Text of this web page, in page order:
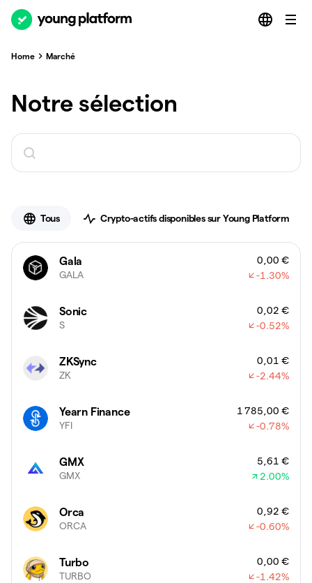
Home Marché
Notre sélection
Tous Crypto-actifs disponibles sur Young Platform
Gala
GALA
0,00 €
-1.30%
Sonic
S
0,02 €
-0.52%
ZKSync
ZK
0,01 €
-2.44%
Yearn Finance
YFI
1 785,00 €
-0.78%
GMX
GMX
5,61 €
2.00%
Orca
ORCA
0,92 €
-0.60%
Turbo
TURBO
0,00 €
-1.42%